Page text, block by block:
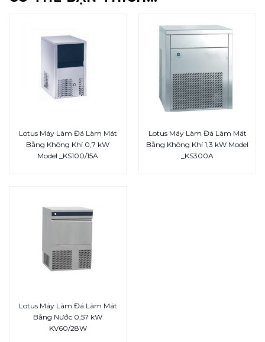
Lotus Máy Làm Đá Làm Mát
Bằng Không Khí 0,7 kW
Model _KS100/15A
Lotus Máy Làm Đá Làm Mát
Bằng Không Khí 1,3 kW Model
_KS300A
Lotus Máy Làm Đá Làm Mát
Bằng Nước 0,57 kW
KV60/28W